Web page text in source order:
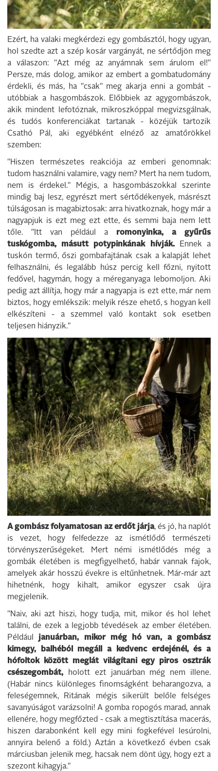
Ezért, ha valaki megkérdezi egy gombásztól, hogy ugyan,
hol szedte azt a szép kosár vargányát, ne sértődjön meg
a válaszon: "Azt még az anyámnak sem árulom el!"
Persze, más dolog, amikor az embert a gombatudomány
érdekli, és más, ha "csak" meg akarja enni a gombát -
utóbbiak a hasgombászok. Előbbiek az agygombászok,
akik mindent lefotóznak, mikroszkóppal megvizsgálnak,
és tudós konferenciákat tartanak - közéjük tartozik
Csathó Pál, aki egyébként elnéző az amatőrökkel
szemben:
"Hiszen természetes reakciója az emberi genomnak:
tudom használni valamire, vagy nem? Mert ha nem tudom,
nem is érdekel." Mégis, a hasgombászokkal szerinte
mindig baj lesz, egyrészt mert sértődékenyek, másrészt
túlságosan is magabiztosak: arra hivatkoznak, hogy már a
nagyapjuk is ezt meg ezt ette, és semmi baja nem lett
tőle. "Itt van például a romonyinka, a gyűrűs
tuskógomba, másutt potypinkának hívják.Ennek a
tuskón termő, őszi gombafajtának csak a kalapját lehet
felhasználni, és legalább húsz percig kell főzni, nyitott
fedővel, hagymán, hogy a méreganyaga lebomoljon. Aki
pedig azt állítja, hogy már a nagyapja is ezt ette, már nem
biztos, hogy emlékszik: melyik része ehető, s hogyan kell
elkészíteni - a szemmel való kontakt sok esetben
teljesen hiányzik."
A gombász folyamatosan az erdőt járja, és jó, ha naplót
is vezet, hogy felfedezze az ismétlődő természeti
törvényszerűségeket. Mert némi ismétlődés még a
gombák életében is megfigyelhető, habár vannak fajok,
amelyek akár hosszú évekre is eltűnhetnek. Már-már azt
hihetnénk, hogy kihalt, amikor egyszer csak újra
megjelenik.
"Naiv, aki azt hiszi, hogy tudja, mit, mikor és hol lehet
találni, de ezek a legjobb tévedések az ember életében.
Például januárban, mikor még hó van, a gombász
kimegy, balhéból megáll a kedvenc erdejénél, és a
hófoltok között meglát világítani egy piros osztrák
csészegombát, holott ezt januárban még nem illene.
(Habár nincs különleges finomságként beharangozva, a
feleségemnek, Ritának mégis sikerült belőle felséges
savanyúságot varázsolni! A gomba ropogós marad, annak
ellenére, hogy megfőzted - csak a megtisztítása macerás,
hiszen darabonként kell egy mini fogkefével lesúrolni,
annyira belenő a föld.) Aztán a következő évben csak
márciusban jelenik meg, hacsak nem dönt úgy, hogy ezt a
szezont kihagyja."